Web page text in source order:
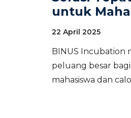
untuk
22 April 2025
BINUS Incubation
peluang besar bagi
mahasiswa dan